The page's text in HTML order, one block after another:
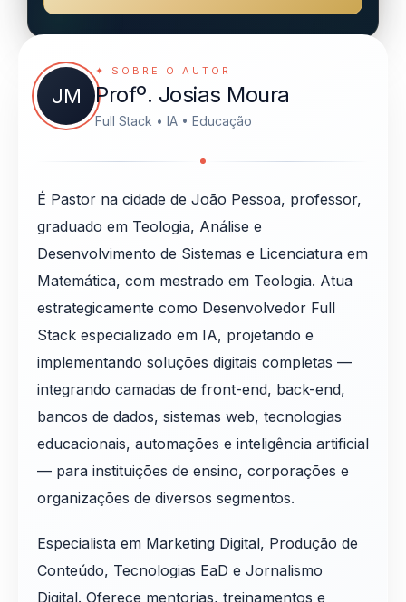
JM
✦ SOBRE O AUTOR
Profº. Josias Moura
Full Stack • IA • Educação
É Pastor na cidade de João Pessoa, professor,
graduado em Teologia, Análise e
Desenvolvimento de Sistemas e Licenciatura em
Matemática, com mestrado em Teologia. Atua
estrategicamente como Desenvolvedor Full
Stack especializado em IA, projetando e
implementando soluções digitais completas —
integrando camadas de front-end, back-end,
bancos de dados, sistemas web, tecnologias
educacionais, automações e inteligência artificial
— para instituições de ensino, corporações e
organizações de diversos segmentos.
Especialista em Marketing Digital, Produção de
Conteúdo, Tecnologias EaD e Jornalismo
Digital. Oferece mentorias, treinamentos e